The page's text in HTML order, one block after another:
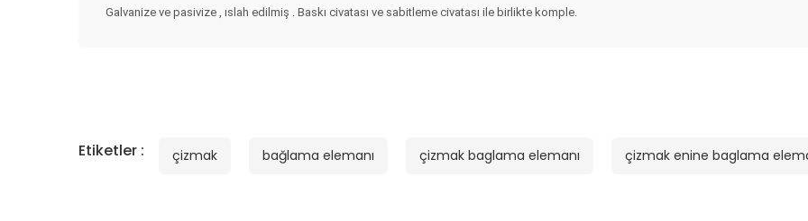
Galvanize ve pasivize , ıslah edilmiş . Baskı civatası ve sabitleme civatası ile birlikte komple.
Etiketler : çizmak bağlama elemanı çizmak baglama elemanı çizmak enine baglama